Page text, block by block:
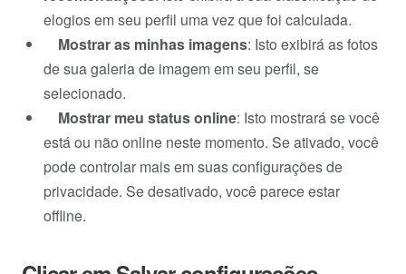
elogios em seu perfil uma vez que foi calculada.
Mostrar as minhas imagens: Isto exibirá as fotos
de sua galeria de imagem em seu perfil, se
selecionado.
Mostrar meu status online: Isto mostrará se você
está ou não online neste momento. Se ativado, você
pode controlar mais em suas configurações de
privacidade. Se desativado, você parece estar
offline.